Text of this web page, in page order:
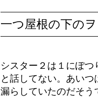
一つ屋根の下の
シスター２は１にぽ
と話してない。あい
漏らしていたのだそう